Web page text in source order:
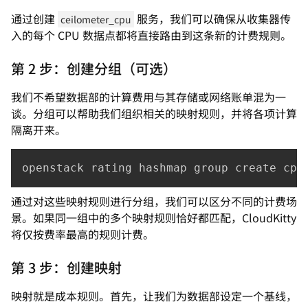
通过创建 ceilometer_cpu 服务，我们可以确保从收集器传
入的每个 CPU 数据点都将直接路由到这条新的计费规则。
第 2 步：创建分组（可选）
我们不希望数据部的计算费用与其存储或网络账单混为一
谈。分组可以帮助我们组织相关的映射规则，并将各项计算
隔离开来。
openstack rating hashmap group create
通过对这些映射规则进行分组，我们可以区分不同的计费场
景。如果同一组中的多个映射规则恰好都匹配，CloudKitty
将仅按费率最高的规则计费。
第 3 步：创建映射
映射就是成本规则。首先，让我们为数据部设定一个基线，